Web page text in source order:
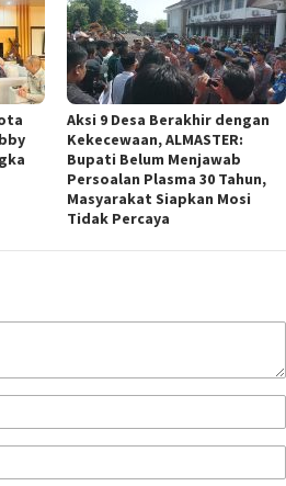
Aksi 9 Desa Berakhir dengan
Kekecewaan, ALMASTER:
Bupati Belum Menjawab
Persoalan Plasma 30 Tahun,
Masyarakat Siapkan Mosi
Tidak Percaya